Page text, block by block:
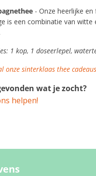
- Onze heerlijke
is een combinatie van
1 kop, 1 doseerlepel,
onze sinterklaas thee
wat je zocht?
helpen!